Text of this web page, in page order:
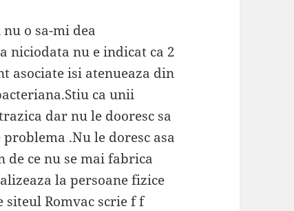
o sa-mi dea
niciodata nu e indicat ca 2
asociate isi atenueaza din
ca unii
dar nu le dooresc sa
.Nu le doresc asa
de ce nu se mai fabrica
la persoane fizice
Romvac scrie f f